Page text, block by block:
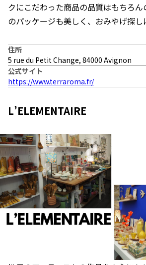
クにこだわった商品の品質はもちろん
のパッケージも美しく、おみやげ探し
住所
5 rue du Petit Change, 84000 Avignon
公式サイト
https://www.terraroma.fr/
L’ELEMENTAIRE